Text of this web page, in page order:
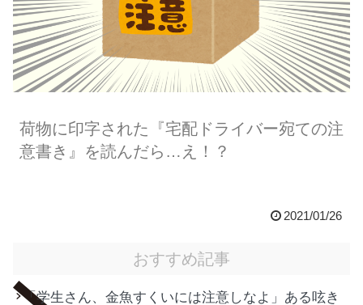
荷物に印字された『宅配ドライバー宛ての注
意書き』を読んだら…え！？
2021/01/26
おすすめ記事
「学生さん、金魚すくいには注意しなよ」ある呟き